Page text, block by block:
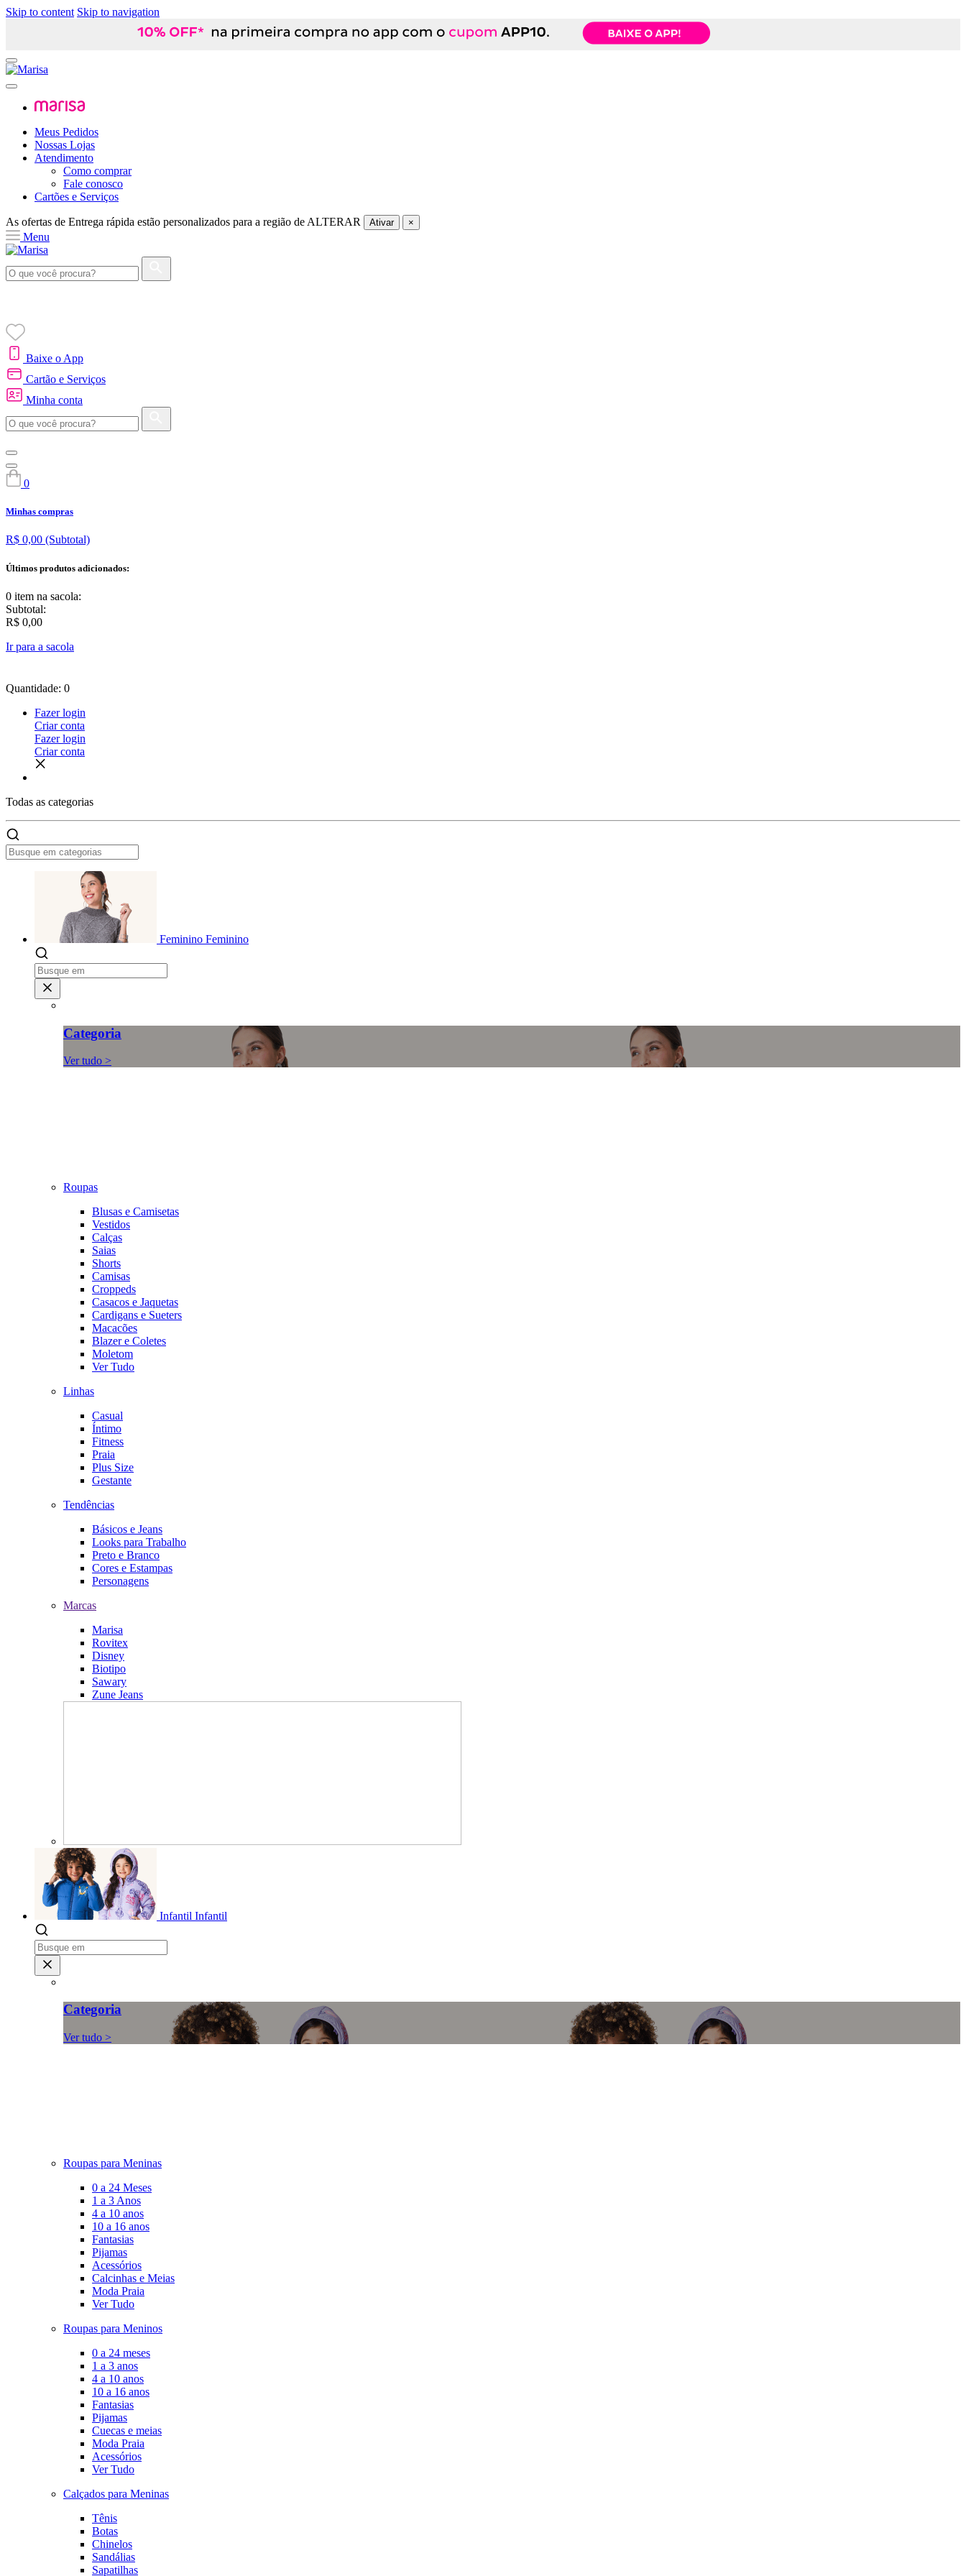
Skip to content Skip to navigation
Meus Pedidos
Nossas Lojas
Atendimento
Como comprar
Fale conosco
Cartões e Serviços
As ofertas de Entrega rápida estão personalizados para a região de ALTERAR Ativar ×
Menu
Baixe o App
Cartão e Serviços
Minha conta
0
Minhas compras
R$ 0,00 (Subtotal)
Últimos produtos adicionados:
0 item na sacola:
Subtotal:
R$ 0,00
Ir para a sacola
Quantidade: 0
Fazer login
Criar conta
Fazer login
Criar conta
Todas as categorias
Feminino Feminino
Categoria
Ver tudo >
Roupas
Blusas e Camisetas
Vestidos
Calças
Saias
Shorts
Camisas
Croppeds
Casacos e Jaquetas
Cardigans e Sueters
Macacões
Blazer e Coletes
Moletom
Ver Tudo
Linhas
Casual
Íntimo
Fitness
Praia
Plus Size
Gestante
Tendências
Básicos e Jeans
Looks para Trabalho
Preto e Branco
Cores e Estampas
Personagens
Marcas
Marisa
Rovitex
Disney
Biotipo
Sawary
Zune Jeans
Infantil Infantil
Categoria
Ver tudo >
Roupas para Meninas
0 a 24 Meses
1 a 3 Anos
4 a 10 anos
10 a 16 anos
Fantasias
Pijamas
Acessórios
Calcinhas e Meias
Moda Praia
Ver Tudo
Roupas para Meninos
0 a 24 meses
1 a 3 anos
4 a 10 anos
10 a 16 anos
Fantasias
Pijamas
Cuecas e meias
Moda Praia
Acessórios
Ver Tudo
Calçados para Meninas
Tênis
Botas
Chinelos
Sandálias
Sapatilhas